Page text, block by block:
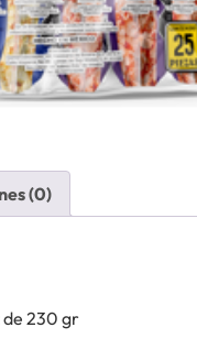
(0)
de 230 gr